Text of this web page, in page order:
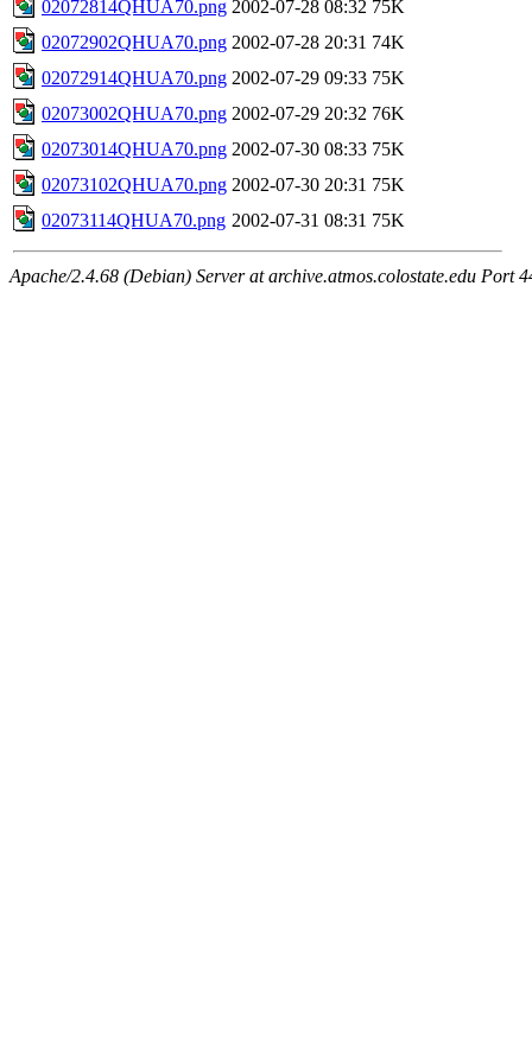
02072814QHUA70.png 2002-07-28 08:32 75K
02072902QHUA70.png 2002-07-28 20:31 74K
02072914QHUA70.png 2002-07-29 09:33 75K
02073002QHUA70.png 2002-07-29 20:32 76K
02073014QHUA70.png 2002-07-30 08:33 75K
02073102QHUA70.png 2002-07-30 20:31 75K
02073114QHUA70.png 2002-07-31 08:31 75K
Apache/2.4.68 (Debian) Server at archive.atmos.colostate.edu Port